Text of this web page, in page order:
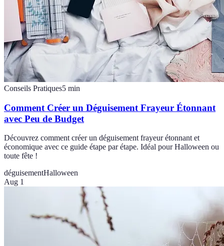
Conseils Pratiques5 min
Comment Créer un Déguisement Frayeur Étonnant
avec Peu de Budget
Découvrez comment créer un déguisement frayeur étonnant et
économique avec ce guide étape par étape. Idéal pour Halloween ou
toute fête !
déguisementHalloween
Aug 1